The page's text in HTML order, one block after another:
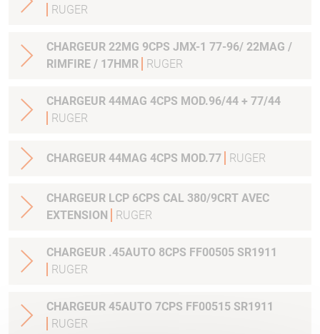
RUGER
CHARGEUR 22MG 9CPS JMX-1 77-96/ 22MAG /
RIMFIRE / 17HMR
RUGER
CHARGEUR 44MAG 4CPS MOD.96/44 + 77/44
RUGER
CHARGEUR 44MAG 4CPS MOD.77 RUGER
CHARGEUR LCP 6CPS CAL 380/9CRT AVEC
EXTENSION
RUGER
CHARGEUR .45AUTO 8CPS FF00505 SR1911
RUGER
CHARGEUR 45AUTO 7CPS FF00515 SR1911
RUGER